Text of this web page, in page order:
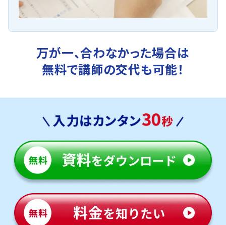
万が一、合わなかった場合は
無料で講師の交代も可能！